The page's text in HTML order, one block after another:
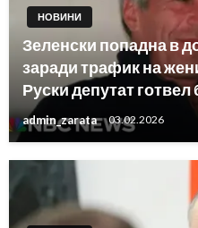
НОВИНИ
Зеленски попадна в
заради трафик на
Руски депутат
admin_zarata 03.02.2026